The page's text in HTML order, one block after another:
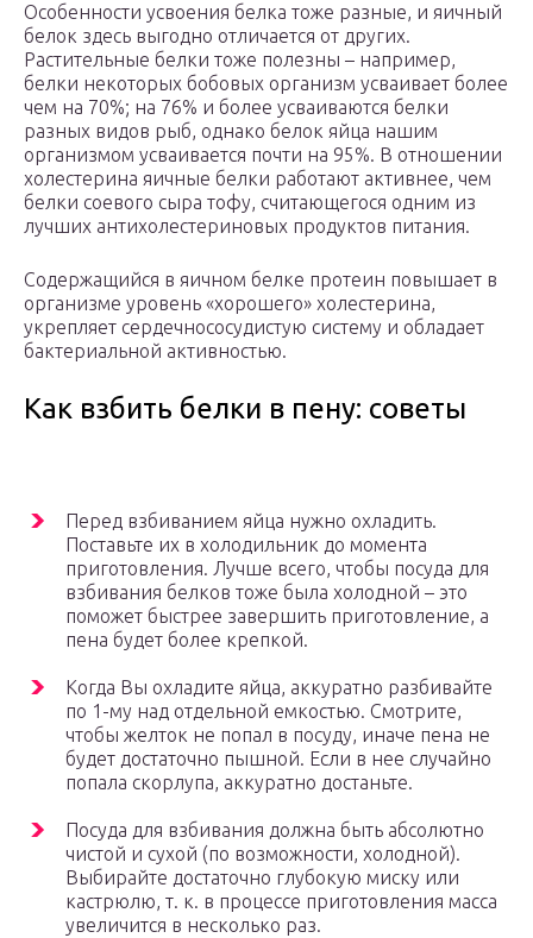
Особенности усвоения белка тоже разные, и яичный
белок здесь выгодно отличается от других.
Растительные белки тоже полезны – например,
белки некоторых бобовых организм усваивает более
чем на 70%; на 76% и более усваиваются белки
разных видов рыб, однако белок яйца нашим
организмом усваивается почти на 95%. В отношении
холестерина яичные белки работают активнее, чем
белки соевого сыра тофу, считающегося одним из
лучших антихолестериновых продуктов питания.
Содержащийся в яичном белке протеин повышает в
организме уровень «хорошего» холестерина,
укрепляет сердечнососудистую систему и обладает
бактериальной активностью.
Как взбить белки в пену: советы
Перед взбиванием яйца нужно охладить.
Поставьте их в холодильник до момента
приготовления. Лучше всего, чтобы посуда для
взбивания белков тоже была холодной – это
поможет быстрее завершить приготовление, а
пена будет более крепкой.
Когда Вы охладите яйца, аккуратно разбивайте
по 1-му над отдельной емкостью. Смотрите,
чтобы желток не попал в посуду, иначе пена не
будет достаточно пышной. Если в нее случайно
попала скорлупа, аккуратно достаньте.
Посуда для взбивания должна быть абсолютно
чистой и сухой (по возможности, холодной).
Выбирайте достаточно глубокую миску или
кастрюлю, т. к. в процессе приготовления масса
увеличится в несколько раз.